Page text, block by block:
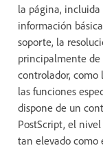
la página, incluida
información
soporte, la
principalmente de
controlador, como
las funciones
dispone de un
PostScript, el
tan elevado como